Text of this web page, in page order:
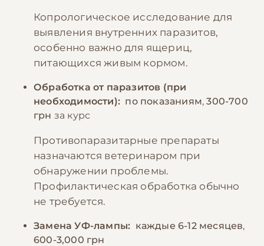
Копрологическое исследование для
выявления внутренних паразитов,
особенно важно для ящериц,
питающихся живым кормом.
Обработка от паразитов (при
необходимости): по показаниям,300-700
грн за курс
Противопаразитарные препараты
назначаются ветеринаром при
обнаружении проблемы.
Профилактическая обработка обычно
не требуется.
Замена УФ-лампы: каждые 6-12 месяцев,
600-3,000 грн